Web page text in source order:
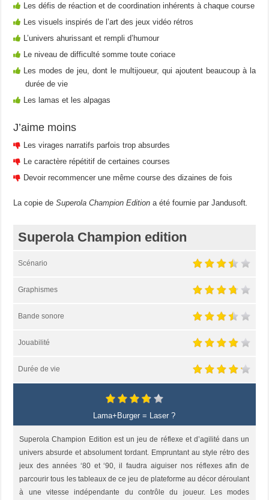
Les défis de réaction et de coordination inhérents à chaque course
Les visuels inspirés de l’art des jeux vidéo rétros
L’univers ahurissant et rempli d’humour
Le niveau de difficulté somme toute coriace
Les modes de jeu, dont le multijoueur, qui ajoutent beaucoup à la
durée de vie
Les lamas et les alpagas
J’aime moins
Les virages narratifs parfois trop absurdes
Le caractère répétitif de certaines courses
Devoir recommencer une même course des dizaines de fois
La copie deSuperola Champion Editiona été fournie par Jandusoft
Superola Champion edition
Scénario
Graphismes
Bande sonore
Jouabilité
Durée de vie
Lama+Burger = Laser ?
Superola Champion Edition est un jeu de réflexe et d’agilité dans un
univers absurde et absolument tordant. Empruntant au style rétro des
jeux des années ‘80 et ‘90, il faudra aiguiser nos réflexes afin de
parcourir tous les tableaux de ce jeu de plateforme au décor déroulant
à une vitesse indépendante du contrôle du joueur. Les modes